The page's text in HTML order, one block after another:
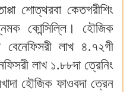
শোত্থরবা কেতগরীশিং
কোন্সিল্লি। হৌজিক
লাখ ৪.৭২গী
লাখ ১.৮৮দা ত্রেনিং
হৌজিক ফাওবদা ত্রেন